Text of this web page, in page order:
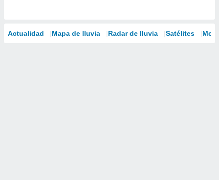
Actualidad Mapa de lluvia Radar de lluvia Satélites